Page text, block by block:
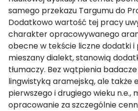
samego przekazu Targumu do
Dodatkowo wartość tej pracy
charakter opracowywanego
obecne w tekście liczne dodatki i
mieszany dialekt, stanowią
tłumaczy. Bez wątpienia
lingwistyką aramejską, ale także
pierwszego i drugiego wieku n.e.,
opracowanie za szczególnie